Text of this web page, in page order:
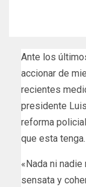
Ante los
accionar de
recientes
presidente
reforma
que esta tenga.
«Nada ni
sensata y